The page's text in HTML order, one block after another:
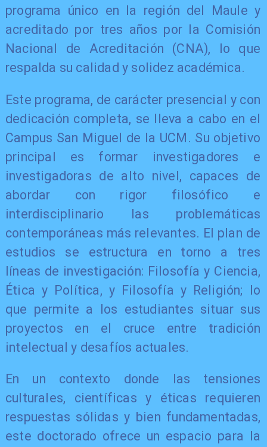
programa único en la región del Maule y
acreditado por tres años por la Comisión
Nacional de Acreditación (CNA), lo que
respalda su calidad y solidez académica.
Este programa, de carácter presencial y con
dedicación completa, se lleva a cabo en el
Campus San Miguel de la UCM. Su objetivo
principal es formar investigadores e
investigadoras de alto nivel, capaces de
abordar con rigor filosófico e
interdisciplinario las problemáticas
contemporáneas más relevantes. El plan de
estudios se estructura en torno a tres
líneas de investigación: Filosofía y Ciencia,
Ética y Política, y Filosofía y Religión; lo
que permite a los estudiantes situar sus
proyectos en el cruce entre tradición
intelectual y desafíos actuales.
En un contexto donde las tensiones
culturales, científicas y éticas requieren
respuestas sólidas y bien fundamentadas,
este doctorado ofrece un espacio para la